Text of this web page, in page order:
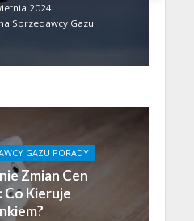
2024
Sprzedawcy Gazu
GAZU PORADY
Zmian Cen
Co Kieruje